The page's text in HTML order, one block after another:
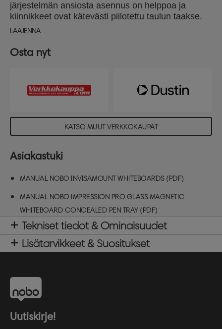
järjestelmän ansiosta asennus on helppoa ja
kiinnikkeet ovat kätevästi piilotettu taulun taakse.
Taulun magneettinen lasipinta tarjoaa kestävän ja
käyttöön. Koko: 100x56cm.
LAAJENNA
Osta nyt
KATSO MUUT VERKKOKAUPAT
Asiakastuki
MANUAL NOBO INVISAMOUNT WHITEBOARDS (PDF)
MANUAL NOBO IMPRESSION PRO GLASS MAGNETIC
WHITEBOARD CONCEALED PEN TRAY (PDF)
Tekniset tiedot & Ominaisuudet
Lisätarvikkeet & Suositukset
Uutiskirje!